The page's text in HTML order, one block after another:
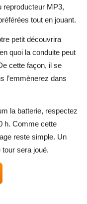
reproducteur MP3,
tout en jouant.
petit découvrira
quoi la conduite peut
cette façon, il se
l’emmènerez dans
la batterie, respectez
h. Comme cette
reste simple. Un
sera joué.